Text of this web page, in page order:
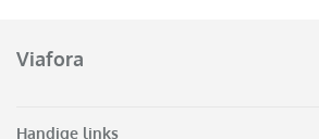
Viafora
Handige links